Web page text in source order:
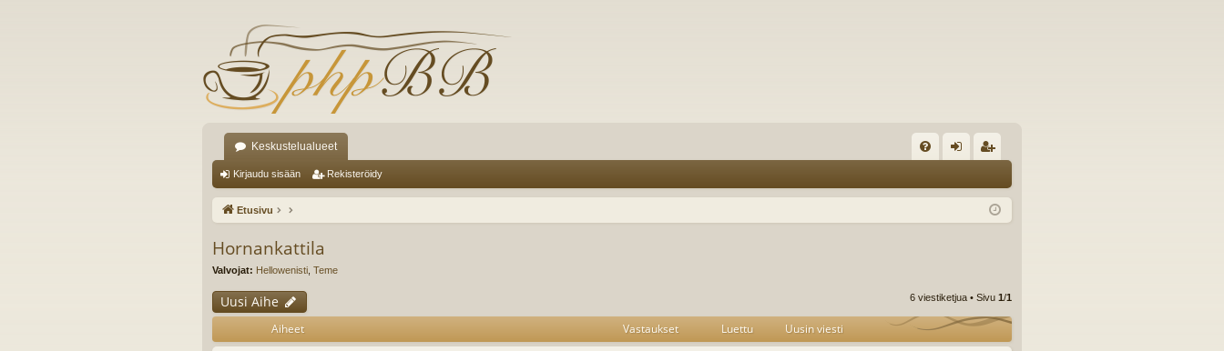
Keskustelualueet
K au ist
Kirjaudu sisään Rekisteröidy
Etusivu
Hornankattila
Valvojat: Hellowenisti Teme
Uusi Aihe 6 viestiketjua • Sivu 1/1
Aiheet Vastaukset Luettu Uusin viesti